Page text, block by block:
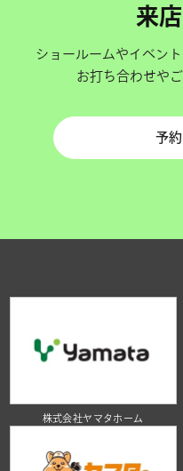
来
ショールームやイベン
お打ち合わせや
予
株式会社ヤマタホーム